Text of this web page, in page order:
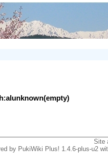
Site
by PukiWiki Plus! 1.4.6-plus-u2